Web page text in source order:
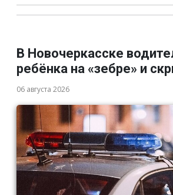
В Новочеркасске
ребёнка на «зебре» и
06 августа 2026